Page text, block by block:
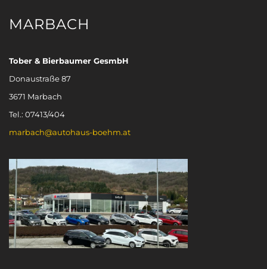
MARBACH
Tober & Bierbaumer GesmbH
Donaustraße 87
3671 Marbach
Tel.: 07413/404
marbach@autohaus-boehm.at